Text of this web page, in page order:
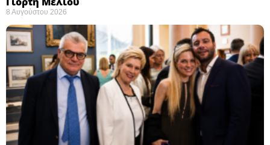
8 Αυγούστου 2026